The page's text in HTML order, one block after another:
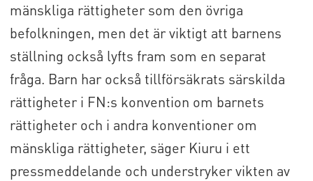
mänskliga rättigheter som den övriga
befolkningen, men det är viktigt att barnens
ställning också lyfts fram som en separat
fråga. Barn har också tillförsäkrats särskilda
rättigheter i FN:s konvention om barnets
rättigheter och i andra konventioner om
mänskliga rättigheter, säger Kiuru i ett
pressmeddelande och understryker vikten av